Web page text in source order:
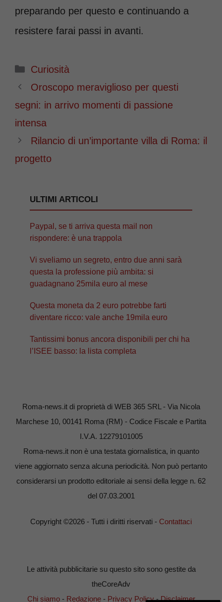
preparando per questo e continuando a
resistere farai passi in avanti.
Categorie
Curiosità
Oroscopo meraviglioso per questi
segni: in arrivo momenti di passione
intensa
Rilancio di un’importante villa di Roma: il
progetto
ULTIMI ARTICOLI
Paypal, se ti arriva questa mail non
rispondere: è una trappola
Vi sveliamo un segreto, entro due anni sarà
questa la professione più ambita: si
guadagnano 25mila euro al mese
Questa moneta da 2 euro potrebbe farti
diventare ricco: vale anche 19mila euro
Tantissimi bonus ancora disponibili per chi ha
l’ISEE basso: la lista completa
Roma-news.it di proprietà di WEB 365 SRL - Via Nicola
Marchese 10, 00141 Roma (RM) - Codice Fiscale e Partita
I.V.A. 12279101005
Roma-news.it non è una testata giornalistica, in quanto
viene aggiornato senza alcuna periodicità. Non può pertanto
considerarsi un prodotto editoriale ai sensi della legge n. 62
del 07.03.2001
Copyright ©2026 - Tutti i diritti riservati - Contattaci
Le attività pubblicitarie su questo sito sono gestite da
theCoreAdv
Chi siamo- Redazione- Privacy Policy-Disclaimer